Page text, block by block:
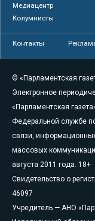
Медиацентр
Колумнисты
Контакты
© «Парламентская
Электронное
«Парламентская
Федеральной службе
связи,
массовых
августа 2011 года. 18+
Свидетельство о
46097
Учредитель — АНО